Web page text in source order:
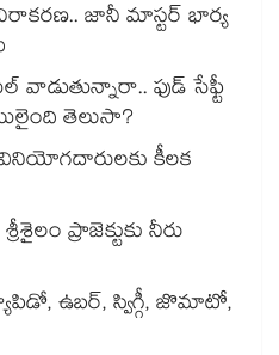
జానీ మాస్టర్ భార్య
వాడుతున్నారా.. ఫుడ్ సేఫ్టీ
తెలుసా?
వినియోగదారులకు కీలక
ప్రాజెక్టుకు నీరు
ఉబర్, స్విగ్గీ, జొమాటో,